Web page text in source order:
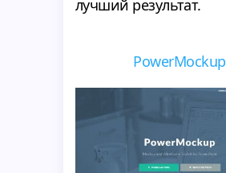
лучший результат.
PowerMockup